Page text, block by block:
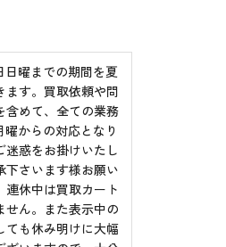
日曜までの期間を夏
ます。買取依頼や問
含めて、全ての業務
曜からの対応となり
迷惑をお掛けいたし
下さいます様お願い
連休中は買取カート
せん。また表示中の
ても休み明けに大幅